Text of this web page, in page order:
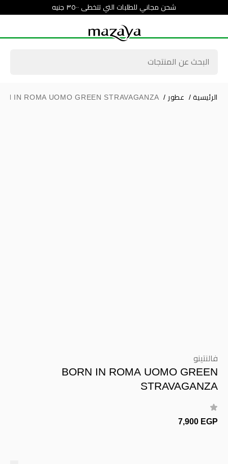
شحن مجاني للطلبات التي تتخطى ٣٥٠٠ جنيه
الرئيسية / عطور /
IN ROMA UOMO GREEN STRAVAGANZA
فالنتينو
BORN IN ROMA UOMO GREEN
STRAVAGANZA
7,900 EGP